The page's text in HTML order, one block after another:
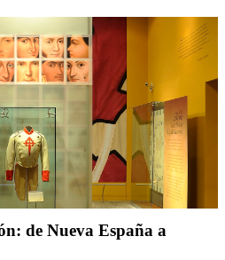
de Nueva España a